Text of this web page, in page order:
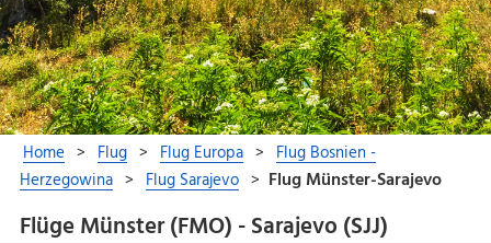
Flüge Münster (FMO) - Sarajevo (SJJ)